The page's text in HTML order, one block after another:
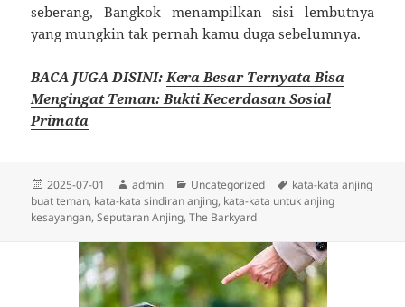
seberang, Bangkok menampilkan sisi lembutnya
yang mungkin tak pernah kamu duga sebelumnya.
BACA JUGA DISINI: Kera Besar Ternyata Bisa
Mengingat Teman: Bukti Kecerdasan Sosial
Primata
Diposkan
pada
2025-07-01 Penulis
admin Kategori
Uncategorized Tag
kata-kata anjing
buat teman, kata-kata sindiran anjing, kata-kata untuk anjing
kesayangan,Seputaran Anjing,The Barkyard